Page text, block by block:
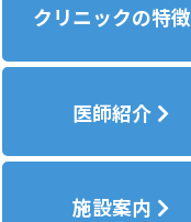
クリニックの特徴
医師紹介
施設案内